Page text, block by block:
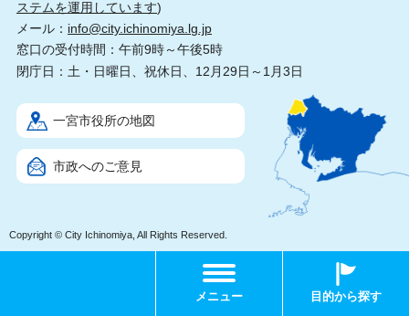
メニュー 目的から探す
ステムを運用しています)
メール： info@city.ichinomiya.lg.jp
窓口の受付時間：午前9時～午後5時
閉庁日：土・日曜日、祝休日、12月29日～1月3日
一宮市役所の地図
市政へのご意見
Copyright © City Ichinomiya, All Rights Reserved.